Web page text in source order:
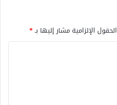
الحقول الإلزامية مشار إليها بـ*